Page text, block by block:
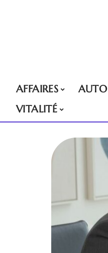
AFFAIRES AUTO
VITALITÉ